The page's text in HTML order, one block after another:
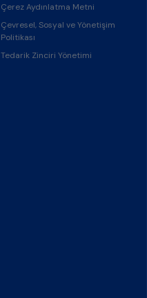
Çerez Aydınlatma Metni
Çevresel, Sosyal ve Yönetişim
Politikası
Tedarik Zinciri Yönetimi